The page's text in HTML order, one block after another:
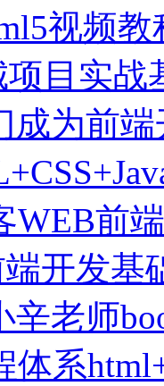
视频
项目实战
成为前
WEB前
端开发基
老师
体系